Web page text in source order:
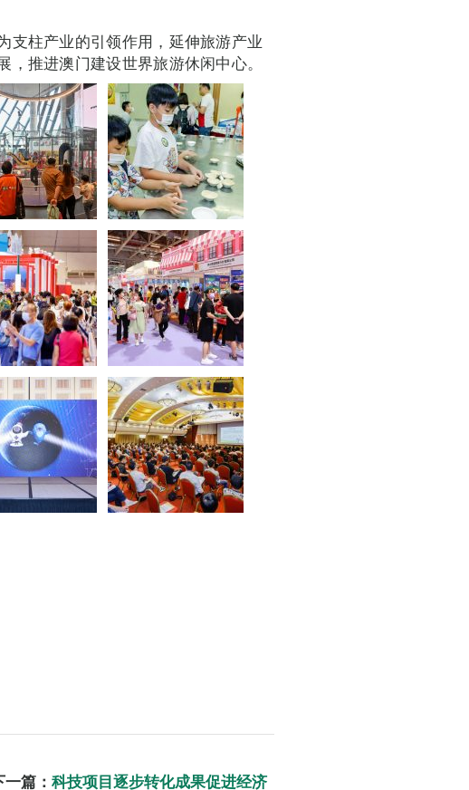
支柱产业的引领作用，延伸旅游产业
推进澳门建设世界旅游休闲中心。
一篇： 科技项目逐步转化成果促进经济